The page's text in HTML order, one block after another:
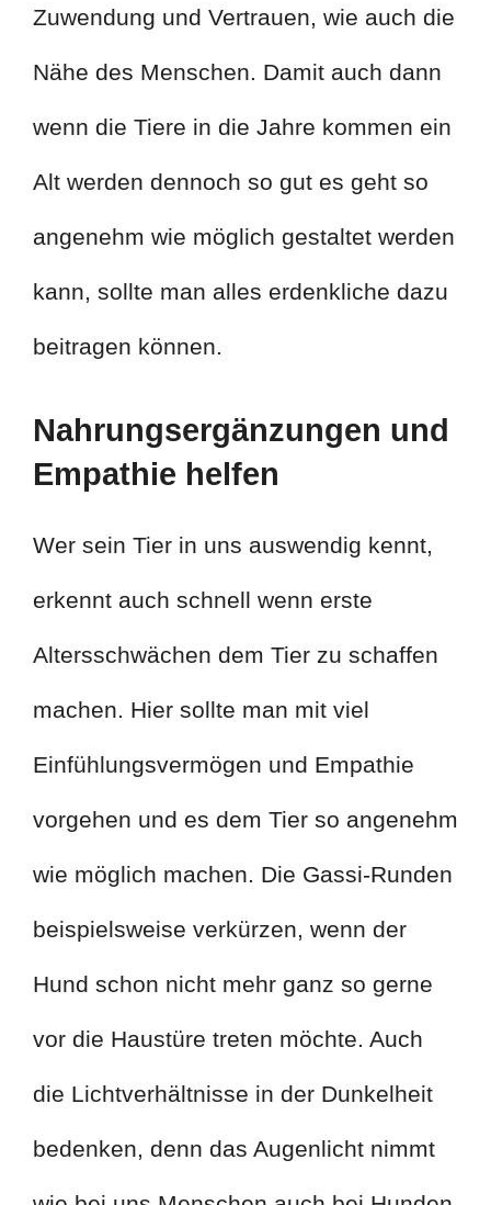
Zuwendung und Vertrauen, wie auch die
Nähe des Menschen. Damit auch dann
wenn die Tiere in die Jahre kommen ein
Alt werden dennoch so gut es geht so
angenehm wie möglich gestaltet werden
kann, sollte man alles erdenkliche dazu
beitragen können.
Nahrungsergänzungen und
Empathie helfen
Wer sein Tier in uns auswendig kennt,
erkennt auch schnell wenn erste
Altersschwächen dem Tier zu schaffen
machen. Hier sollte man mit viel
Einfühlungsvermögen und Empathie
vorgehen und es dem Tier so angenehm
wie möglich machen. Die Gassi-Runden
beispielsweise verkürzen, wenn der
Hund schon nicht mehr ganz so gerne
vor die Haustüre treten möchte. Auch
die Lichtverhältnisse in der Dunkelheit
bedenken, denn das Augenlicht nimmt